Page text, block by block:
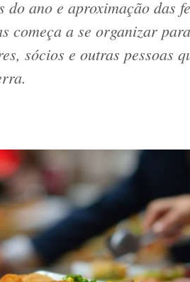
do ano e aproximação das
começa a se organizar
sócios e outras pessoas